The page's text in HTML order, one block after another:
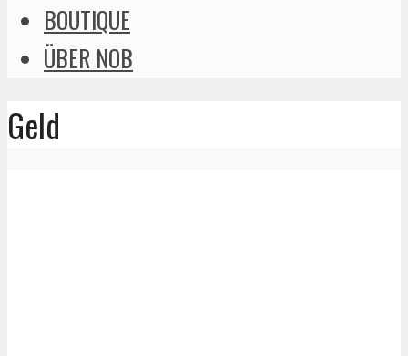
BOUTIQUE
ÜBER NOB
Geld